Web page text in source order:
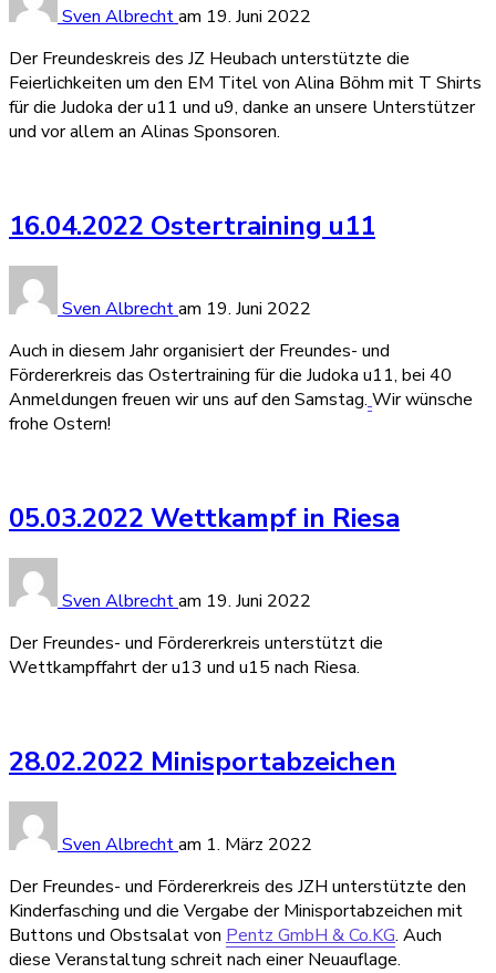
Sven Albrechtam 19. Juni 2022
Der Freundeskreis des JZ Heubach unterstützte die
Feierlichkeiten um den EM Titel von Alina Böhm mit T Shirts
für die Judoka der u11 und u9, danke an unsere Unterstützer
und vor allem an Alinas Sponsoren.
16.04.2022 Ostertraining u11
Sven Albrechtam 19. Juni 2022
Auch in diesem Jahr organisiert der Freundes- und
Fördererkreis das Ostertraining für die Judoka u11, bei 40
Anmeldungen freuen wir uns auf den Samstag. Wir wünsche
frohe Ostern!
05.03.2022 Wettkampf in Riesa
Sven Albrechtam 19. Juni 2022
Der Freundes- und Fördererkreis unterstützt die
Wettkampffahrt der u13 und u15 nach Riesa.
28.02.2022 Minisportabzeichen
Sven Albrechtam 1. März 2022
Der Freundes- und Fördererkreis des JZH unterstützte den
Kinderfasching und die Vergabe der Minisportabzeichen mit
Buttons und Obstsalat von Pentz GmbH & Co.KG. Auch
diese Veranstaltung schreit nach einer Neuauflage.